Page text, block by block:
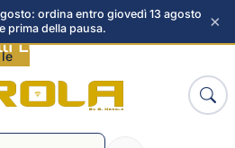
ordina entro giovedì 13 agosto
prima della pausa.
×
Luce degli Angeli